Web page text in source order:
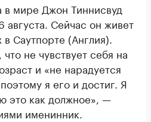
мире Джон Тиннисвуд
августа. Сейчас он живет
Саутпорте (Англия).
не чувствует себя на
и «не нарадуется
я его и достиг. Я
это как должное», —
именинник.